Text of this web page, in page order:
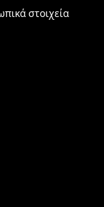
στοιχεία